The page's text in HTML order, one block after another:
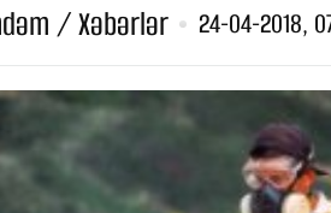
/ Xəbərlər 24-04-2018,